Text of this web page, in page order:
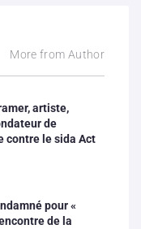
More from Author
artiste,
de
contre le sida Act
pour «
de la